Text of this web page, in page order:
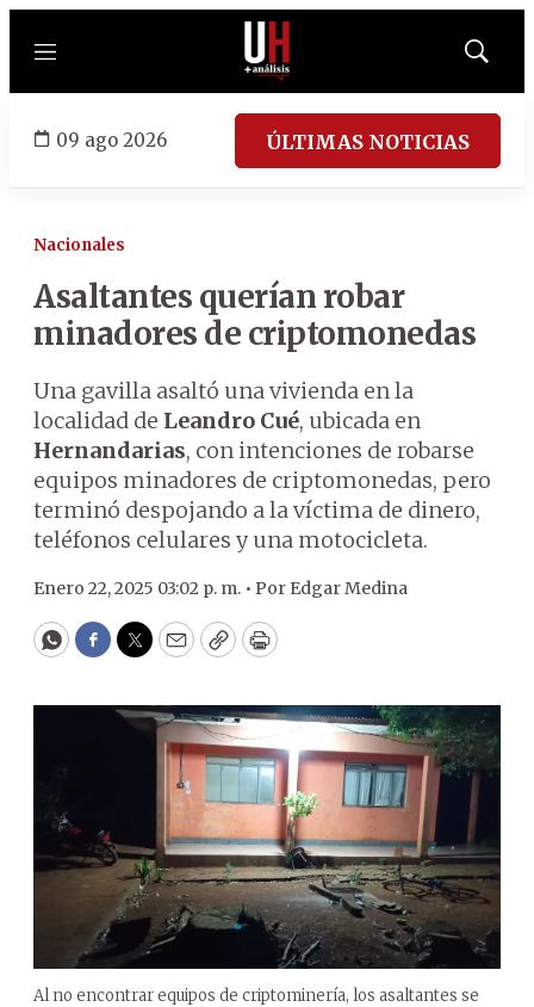
Menú
Mostrar
09 ago 2026 ÚLTIMAS NOTICIAS
Nacionales
Asaltantes querían robar
minadores de criptomonedas
Una gavilla asaltó una vivienda en la
localidad de Leandro Cué, ubicada en
Hernandarias, con intenciones de robarse
equipos minadores de criptomonedas, pero
terminó despojando a la víctima de dinero,
teléfonos celulares y una motocicleta.
Enero 22, 2025 03:02 p. m. • Por Edgar Medina
WhatsApp
Facebook
Twitter
EmailCopyPrint
Al no encontrar equipos de criptominería, los asaltantes se